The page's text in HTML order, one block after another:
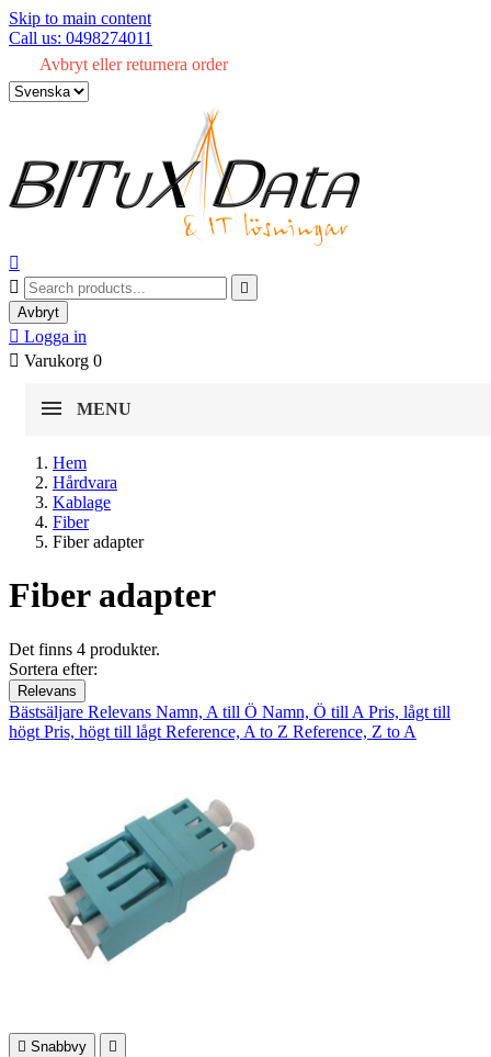
Skip to main content
Call us: 0498274011
Avbryt eller returnera order



Avbryt
 Logga in
 Varukorg 0
MENU
Hem
Hårdvara
Kablage
Fiber
Fiber adapter
Fiber adapter
Det finns 4 produkter.
Sortera efter:
Relevans
Bästsäljare Relevans Namn, A till Ö Namn, Ö till A Pris, lågt till
högt Pris, högt till lågt Reference, A to Z Reference, Z to A
 Snabbvy 